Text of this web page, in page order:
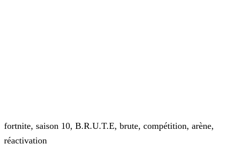
fortnite, saison 10, B.R.U.T.E, brute, compétition, arène,
réactivation